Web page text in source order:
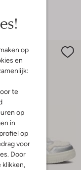
maken op
en
te
op
in
op
voor
Door